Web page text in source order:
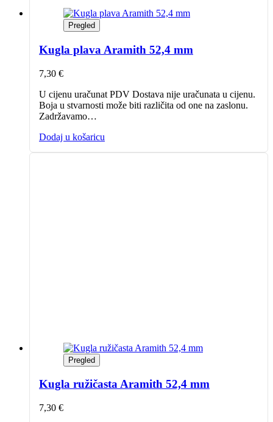
Pregled
Kugla plava Aramith 52,4 mm
7,30 €
U cijenu uračunat PDV Dostava nije uračunata u cijenu.
Boja u stvarnosti može biti različita od one na zaslonu.
Zadržavamo…
Dodaj u košaricu
Pregled
Kugla ružičasta Aramith 52,4 mm
7,30 €